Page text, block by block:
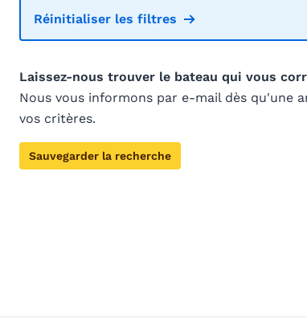
Réinitialiser les filtres
Laissez-nous trouver le bateau qui vous
Nous vous informons par e-mail dès qu'une
vos critères.
Sauvegarder la recherche